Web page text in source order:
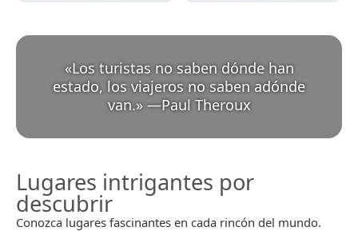
«Los turistas no saben dónde han
estado, los viajeros no saben adónde
van.» —Paul Theroux
Lugares intrigantes por
descubrir
Conozca lugares fascinantes en cada rincón del mundo.